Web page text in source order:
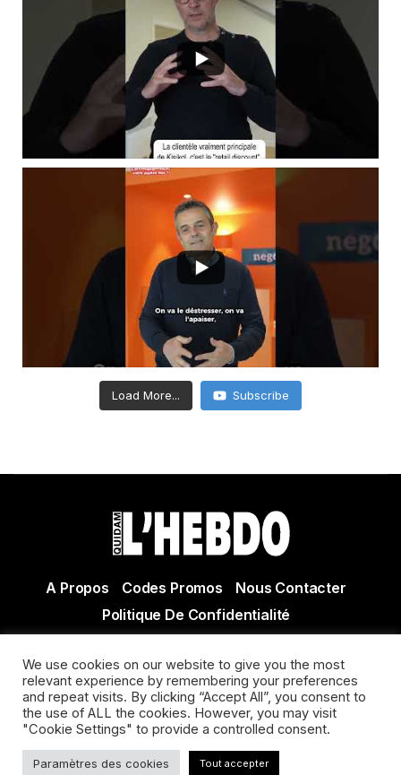
Load More... Subscribe
A Propos Codes Promos
Nous Contacter
Politique De Confidentialité
Actualité Agen - Actualité en lot et Garonne - Actualité
Villeneuve sur Lot
We use cookies on our website to give you the most
relevant experience by remembering your preferences
and repeat visits. By clicking “Accept All”, you consent to
the use of ALL the cookies. However, you may visit
"Cookie Settings" to provide a controlled consent.
Paramètres des cookies Tout accepter